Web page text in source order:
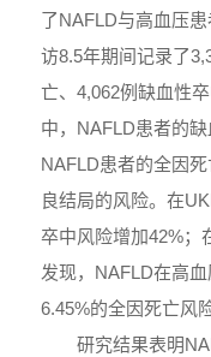
了NAFLD与高血压
访8.5年期间记录了
亡、4,062例缺血性
中，NAFLD患者的
NAFLD患者的全因
良结局的风险。在
卒中风险增加42%；
发现，NAFLD在高
6.45%的全因死亡风
研究结果表明